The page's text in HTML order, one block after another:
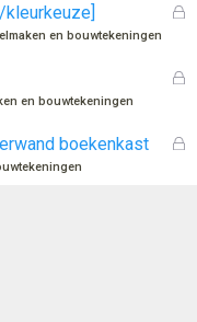
n
n
G
n
en bouwtekeningen
G
en bouwtekeningen
G
boekenkast